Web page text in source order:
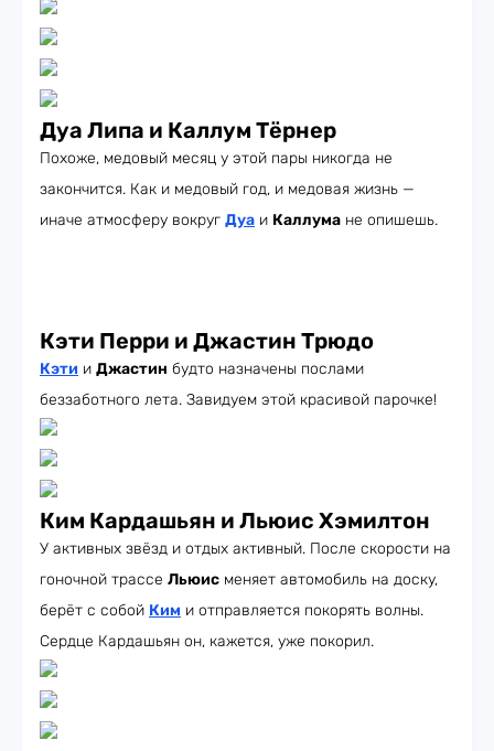
Дуа Липа и Каллум Тёрнер
Похоже, медовый месяц у этой пары никогда не
закончится. Как и медовый год, и медовая жизнь —
иначе атмосферу вокруг Дуа и Каллума не опишешь.
Кэти Перри и Джастин Трюдо
Кэти и Джастин будто назначены послами
беззаботного лета. Завидуем этой красивой парочке!
Ким Кардашьян и Льюис Хэмилтон
У активных звёзд и отдых активный. После скорости на
гоночной трассе Льюис меняет автомобиль на доску,
берёт с собой Ким и отправляется покорять волны.
Сердце Кардашьян он, кажется, уже покорил.